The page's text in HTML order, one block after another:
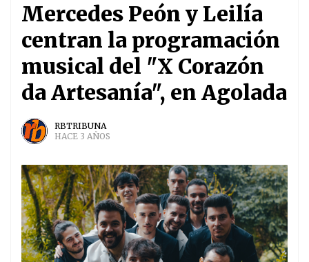
Mercedes Peón y Leilía
centran la programación
musical del "X Corazón
da Artesanía", en Agolada
RBTRIBUNA
HACE 3 AÑOS